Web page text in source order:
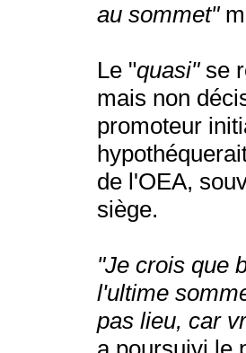
au sommet"
Le "quasi" se
mais non
promoteur
de l'OEA,
siège.
"Je crois que
l'ultime
pas lieu, car